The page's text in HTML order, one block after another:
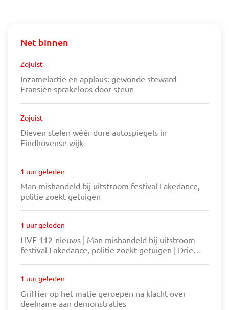
Net binnen
Zojuist
Inzamelactie en applaus: gewonde steward
Fransien sprakeloos door steun
Zojuist
Dieven stelen wéér dure autospiegels in
Eindhovense wijk
1 uur geleden
Man mishandeld bij uitstroom festival Lakedance,
politie zoekt getuigen
1 uur geleden
LIVE 112-nieuws | Man mishandeld bij uitstroom
festival Lakedance, politie zoekt getuigen | Drie
1 uur geleden
Griffier op het matje geroepen na klacht over
deelname aan demonstraties